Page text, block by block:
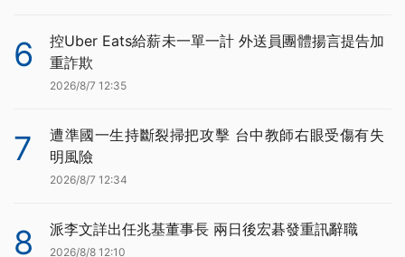
6
控Uber Eats給薪未一單一計 外送員團體揚言提告加
重詐欺
2026/8/7 12:35
7
遭準國一生持斷裂掃把攻擊 台中教師右眼受傷有失
明風險
2026/8/7 12:34
8 派李文詳出任兆基董事長 兩日後宏碁發重訊辭職
2026/8/8 12:10